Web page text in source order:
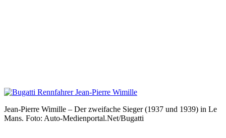
Jean-Pierre Wimille – Der zweifache Sieger (1937 und 1939) in Le
Mans. Foto: Auto-Medienportal.Net/Bugatti